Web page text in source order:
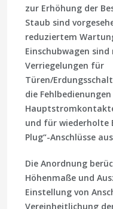
zur Erhöhung der
Staub sind
reduziertem
Einschubwagen
Verriegelungen für
Türen/
die
und für wiederholte
Plug“-Anschlüsse
Die Anordnung
Höhenmaße und
Einstellung von
Vereinheitlichung